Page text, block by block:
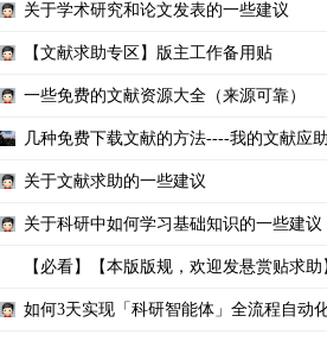
关于学术研究和论文发表的一些建议
【文献求助专区】版主工作备用贴
一些免费的文献资源大全（来源可靠）
几种免费下载文献的方法----我的文献应
关于文献求助的一些建议
关于科研中如何学习基础知识的一些建议
【必看】【本版版规，欢迎发悬赏贴求助
如何3天实现「科研智能体」全流程自动